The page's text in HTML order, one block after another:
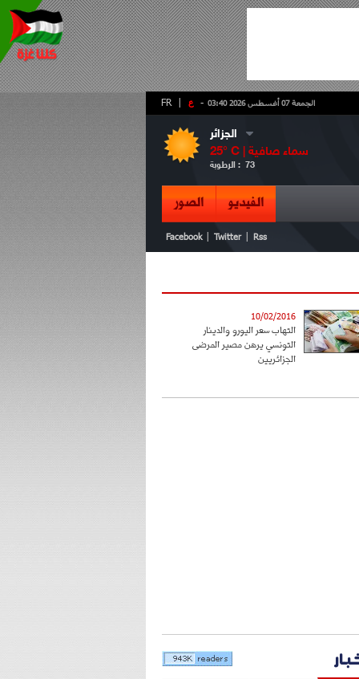
- ع FR الجمعة 07 أغسطس 2026 03:40
الجزائر
25° C | سماء صافية
الرطوبة : 73
الفيديو الصور
Facebook Twitter Rss
10/02/2016
التهاب سعر اليورو والدينار
التونسي يرهن مصير المرضى
الجزائريين